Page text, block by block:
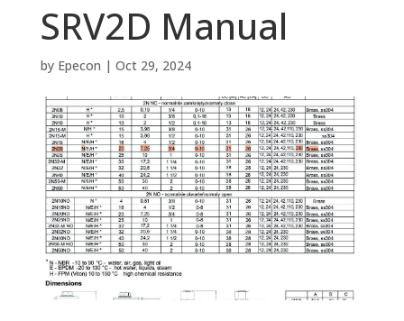
SRV2D Manual
by Epecon | Oct 29, 2024